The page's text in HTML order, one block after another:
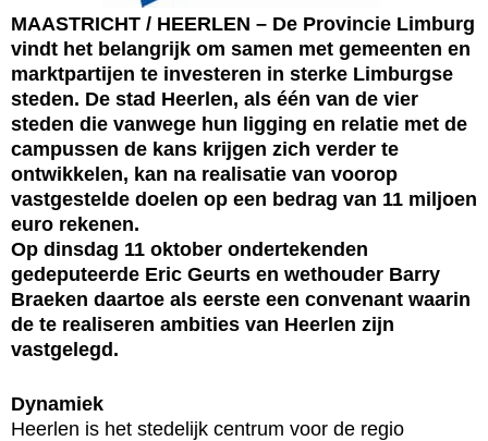
MAASTRICHT / HEERLEN – De Provincie Limburg
vindt het belangrijk om samen met gemeenten en
marktpartijen te investeren in sterke Limburgse
steden. De stad Heerlen, als één van de vier
steden die vanwege hun ligging en relatie met de
campussen de kans krijgen zich verder te
ontwikkelen, kan na realisatie van voorop
vastgestelde doelen op een bedrag van 11 miljoen
euro rekenen.
Op dinsdag 11 oktober ondertekenden
gedeputeerde Eric Geurts en wethouder Barry
Braeken daartoe als eerste een convenant waarin
de te realiseren ambities van Heerlen zijn
vastgelegd.
Dynamiek
Heerlen is het stedelijk centrum voor de regio